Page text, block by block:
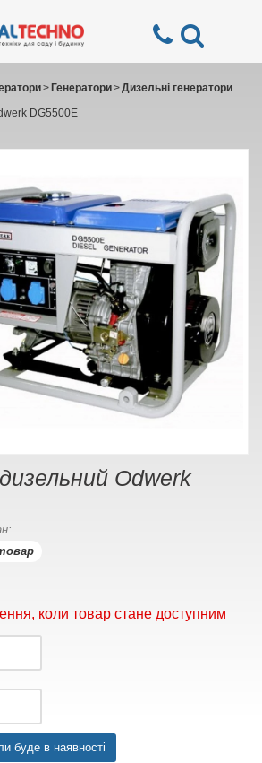
Генератори
> Дизельні генератори
>
DG5500E
Odwerk
коли товар стане доступним
буде в наявності